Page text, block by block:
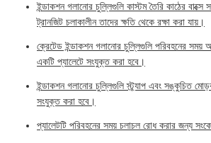
ইন্ডাকশন গলানোর চুল্লিগুলি কাস্টম তৈরি কাঠের বাক্সে
ট্রানজিট চলাকালীন তাদের ক্ষতি থেকে রক্ষা করা যায়।
ক্রেটেড ইন্ডাকশন গলানোর চুল্লিগুলি পরিবহনের সময়
একটি প্যালেটে সংযুক্ত করা হবে।
ইন্ডাকশন গলানোর চুল্লিগুলি স্ট্র্যাপ এবং সঙ্কুচিত
সংযুক্ত করা হবে।
প্যালেটটি পরিবহনের সময় চলাচল রোধ করার জন্য